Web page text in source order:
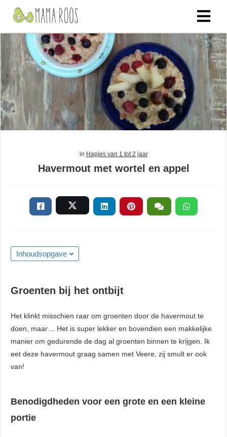
in Hapjes van 1 tot 2 jaar
Havermout met wortel en appel
Inhoudsopgave
Groenten bij het ontbijt
Het klinkt misschien raar om groenten door de havermout te
doen, maar… Het is super lekker en bovendien een makkelijke
manier om gedurende de dag al groenten binnen te krijgen. Ik
eet deze havermout graag samen met Veere, zij smult er ook
van!
Benodigdheden voor een grote en een kleine
portie